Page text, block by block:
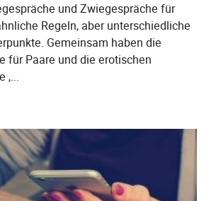
und Zwiegespräche für
Regeln, aber unterschiedliche
Gemeinsam haben die
für Paare und die erotischen
,...